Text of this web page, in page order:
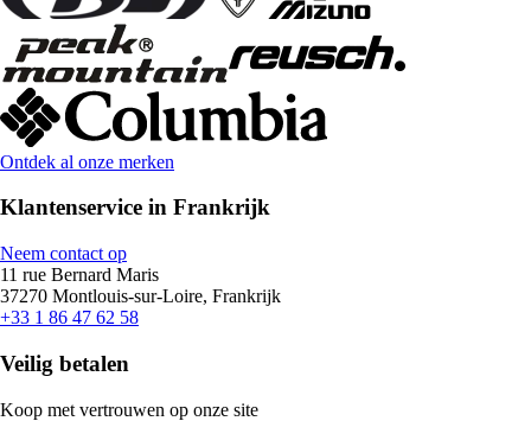
Ontdek al onze merken
Klantenservice in Frankrijk
Neem contact op
11 rue Bernard Maris
37270 Montlouis-sur-Loire, Frankrijk
+33 1 86 47 62 58
Veilig betalen
Koop met vertrouwen op onze site